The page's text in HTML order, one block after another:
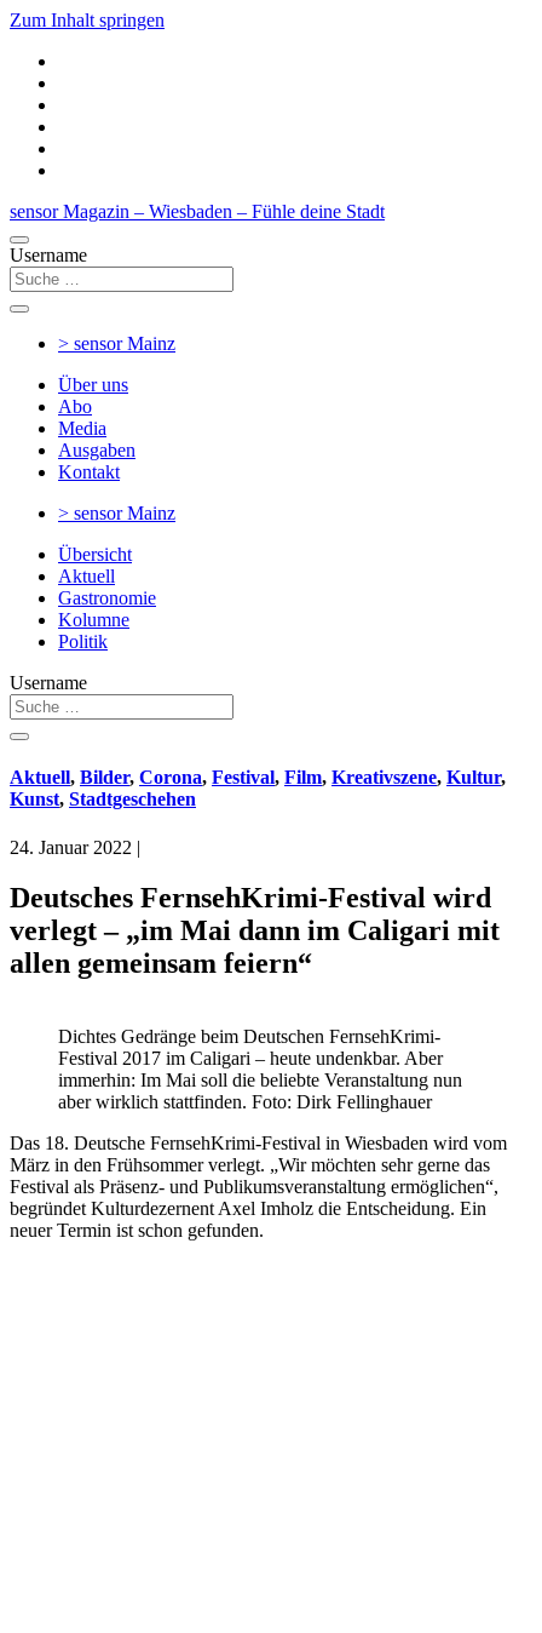
Zum Inhalt springen
sensor Magazin – Wiesbaden – Fühle deine Stadt
Username
> sensorMainz
Über uns
Abo
Media
Ausgaben
Kontakt
> sensorMainz
Übersicht
Aktuell
Gastronomie
Kolumne
Politik
Username
Aktuell, Bilder, Corona, Festival, Film, Kreativszene, Kultur,
Kunst, Stadtgeschehen
24. Januar 2022 |
Deutsches FernsehKrimi-Festival wird
verlegt – „im Mai dann im Caligari mit
allen gemeinsam feiern“
Dichtes Gedränge beim Deutschen FernsehKrimi-
Festival 2017 im Caligari – heute undenkbar. Aber
immerhin: Im Mai soll die beliebte Veranstaltung nun
aber wirklich stattfinden. Foto: Dirk Fellinghauer
Das 18. Deutsche FernsehKrimi-Festival in Wiesbaden wird vom
März in den Frühsommer verlegt. „Wir möchten sehr gerne das
Festival als Präsenz- und Publikumsveranstaltung ermöglichen“,
begründet Kulturdezernent Axel Imholz die Entscheidung. Ein
neuer Termin ist schon gefunden.